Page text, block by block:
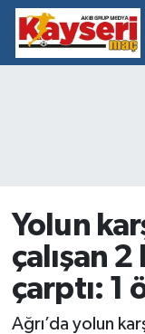
Yolun
çalışan
çarptı: 1
Ağrı’da yolun
EĞİTİM
SİYASET
SPOR
Nöbetçi
Süper Lig
Tüm